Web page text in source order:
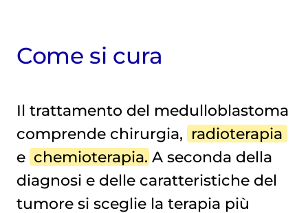
Come si cura
Il trattamento del medulloblastoma
comprende chirurgia, radioterapia
e chemioterapia. A seconda della
diagnosi e delle caratteristiche del
tumore si sceglie la terapia più